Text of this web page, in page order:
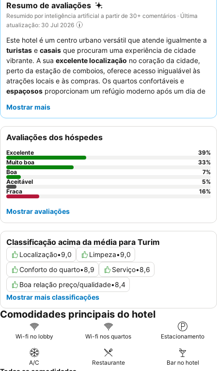
Resumo de avaliações
Resumido por inteligência artificial a partir de 30+ comentários · Última
atualização: 30 Jul 2026
Este hotel é um centro urbano versátil que atende igualmente a
turistas e casais que procuram uma experiência de cidade
vibrante. A sua excelente localização no coração da cidade,
perto da estação de comboios, oferece acesso inigualável às
atrações locais e às compras. Os quartos confortáveis e
espaçosos proporcionam um refúgio moderno após um dia de
pequeno-almoço fabuloso
considerar solicitar um quarto longe da rua.
Mostrar mais
Classificação acima da média para Turim
Localização•9,0 Limpeza•9,0
Conforto do quarto•8,9 Serviço•8,6
Boa relação preço/qualidade•8,4
Mostrar mais classificações
Avaliações dos hóspedes
Excelente 39%
Muito boa
33%
Boa
7%
Aceitável
5%
Fraca
16%
Mostrar avaliações
Comodidades principais do hotel
Wi-fi no lobby Wi-fi nos quartos Estacionamento
A/C Restaurante Bar no hotel